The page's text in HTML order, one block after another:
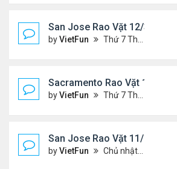
San Jose Rao Vặt 12/3/21-
byVietFun Thứ 7 Tháng 12 04, 2021 7:42 pm
Sacramento Rao Vặt 12/3/
byVietFun Thứ 7 Tháng 12 04, 2021 7:38 pm
San Jose Rao Vặt 11/26/21-
byVietFun Chủ nhật Tháng 11 28, 2021 8:26 pm